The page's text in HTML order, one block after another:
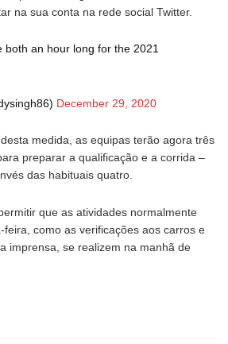
na sua conta na rede social Twitter.
both an hour long for the 2021
December 29, 2020
medida, as equipas terão agora três
preparar a qualificação e a corrida –
das habituais quatro.
que as atividades normalmente
como as verificações aos carros e
imprensa, se realizem na manhã de